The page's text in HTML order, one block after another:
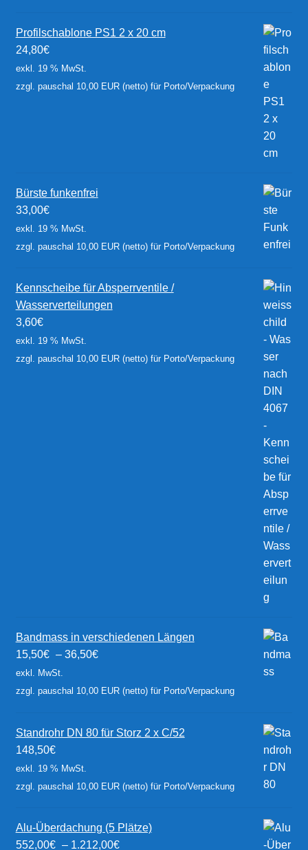
Profilschablone PS1 2 x 20 cm
24,80€
exkl. 19 % MwSt.
zzgl. pauschal 10,00 EUR (netto) für Porto/Verpackung
Bürste funkenfrei
33,00€
exkl. 19 % MwSt.
zzgl. pauschal 10,00 EUR (netto) für Porto/Verpackung
Kennscheibe für Absperrventile /
Wasserverteilungen
3,60€
exkl. 19 % MwSt.
zzgl. pauschal 10,00 EUR (netto) für Porto/Verpackung
Bandmass in verschiedenen Längen
15,50€ – 36,50€
exkl. MwSt.
zzgl. pauschal 10,00 EUR (netto) für Porto/Verpackung
Standrohr DN 80 für Storz 2 x C/52
148,50€
exkl. 19 % MwSt.
zzgl. pauschal 10,00 EUR (netto) für Porto/Verpackung
Alu-Überdachung (5 Plätze)
552,00€ – 1.212,00€